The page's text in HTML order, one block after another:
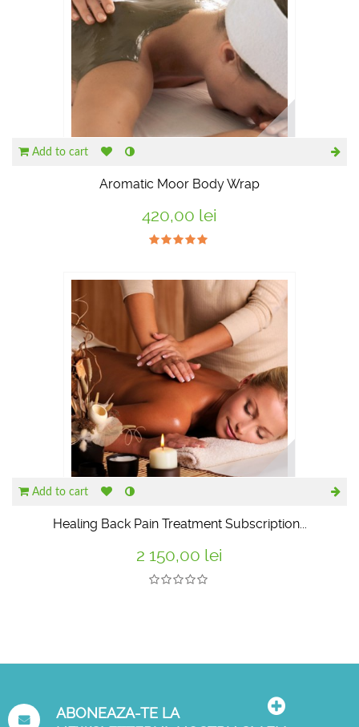
Add to cart
Aromatic Moor Body Wrap
420,00 lei
Add to cart
Healing Back Pain Treatment Subscription...
2 150,00 lei
ABONEAZA-TE LA